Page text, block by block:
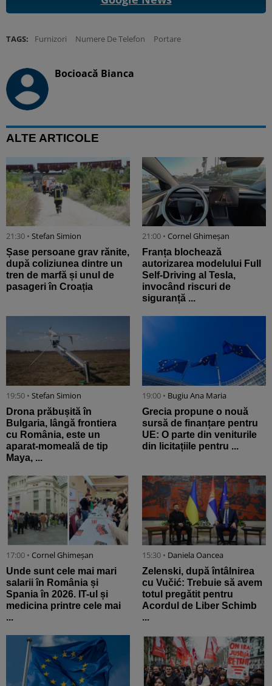
TAGS: Furnizori Numere De Telefon Portare
Bocioacă Bianca
ALTE ARTICOLE
21:30 • Stefan Simion
Șase persoane grav rănite,
după coliziunea dintre un
tren de marfă și unul de
pasageri în Croația
21:00 • Cornel Ghimeșan
Franța blochează
autorizarea modelului Full
Self-Driving al Tesla,
invocând riscuri de
siguranță ...
19:50 • Stefan Simion
Drona prăbușită în
Bulgaria, lângă frontiera
cu România, este un
aparat-momeală de tip
Maya, ...
19:00 • Bugiu ⁠Ana Maria
Grecia propune o nouă
sursă de finanțare pentru
UE: O parte din veniturile
din licitațiile pentru ...
17:00 • Cornel Ghimeșan
Unde sunt cele mai mari
salarii în România și
Spania în 2026. IT-ul și
medicina printre cele mai
...
15:30 • Daniela Oancea
Zelenski, după întâlnirea
cu Vučić: Trebuie să avem
totul pregătit pentru
Acordul de Liber Schimb
...